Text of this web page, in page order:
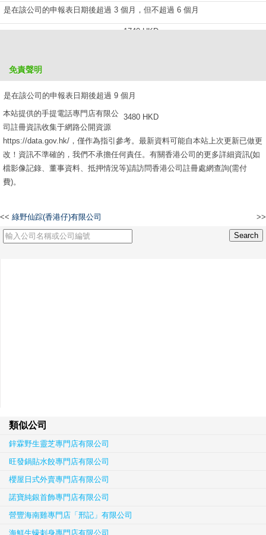
是在該公司的申報表日期後超過 3 個月，但不超過 6 個月
1740 HKD
是在該公司的申報表日期後超過 9 個月
3480 HKD
免責聲明
本站提供的手提電話專門店有限公
司註冊資訊收集于網路公開資源
https://data.gov.hk/，僅作為指引參考。最新資料可能自本站上次更新已做更
改！資訊不準確的，我們不承擔任何責任。有關香港公司的更多詳細資訊(如
檔影像記錄、董事資料、抵押情況等)請訪問香港公司註冊處網查詢(需付
費)。
<< 綠野仙踪(香港仔)有限公司 >>
類似公司
鋅霖野生靈芝專門店有限公司
旺發鍋貼水餃專門店有限公司
櫻屋日式外賣專門店有限公司
諾寶純銀首飾專門店有限公司
營豐海南雞專門店「邢記」有限公司
海鮮生蠔刺身專門店有限公司